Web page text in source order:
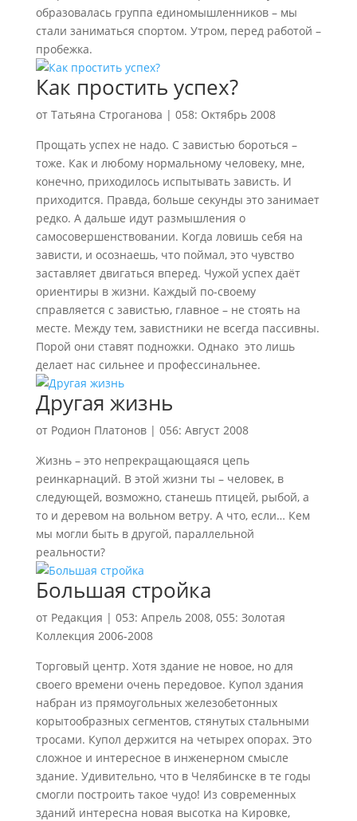
образовалась группа единомышленников – мы
стали заниматься спортом. Утром, перед работой –
пробежка.
Как простить успех?
от Татьяна Строганова | 058: Октябрь 2008
Прощать успех не надо. С завистью бороться –
тоже. Как и любому нормальному человеку, мне,
конечно, приходилось испытывать зависть. И
приходится. Правда, больше секунды это занимает
редко. А дальше идут размышления о
самосовершенствовании. Когда ловишь себя на
зависти, и осознаешь, что поймал, это чувство
заставляет двигаться вперед. Чужой успех даёт
ориентиры в жизни. Каждый по-своему
справляется с завистью, главное – не стоять на
месте. Между тем, завистники не всегда пассивны.
Порой они ставят подножки. Однако это лишь
делает нас сильнее и профессинальнее.
Другая жизнь
от Родион Платонов| 056: Август 2008
Жизнь – это непрекращающаяся цепь
реинкарнаций. В этой жизни ты – человек, в
следующей, возможно, станешь птицей, рыбой, а
то и деревом на вольном ветру. А что, если… Кем
мы могли быть в другой, параллельной
реальности?
Большая стройка
от Редакция | 053: Апрель 2008, 055: Золотая
Коллекция 2006-2008
Торговый центр. Хотя здание не новое, но для
своего времени очень передовое. Купол здания
набран из прямоугольных железобетонных
корытообразных сегментов, стянутых стальными
тросами. Купол держится на четырех опорах. Это
сложное и интересное в инженерном смысле
здание. Удивительно, что в Челябинске в те годы
смогли построить такое чудо! Из современных
зданий интересна новая высотка на Кировке,